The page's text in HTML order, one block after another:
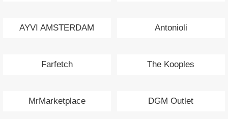
AYVI AMSTERDAM Antonioli
Farfetch The Kooples
MrMarketplace DGM Outlet